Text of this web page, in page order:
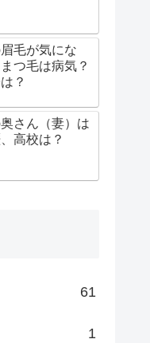
毛が気にな
つ毛は病気？
？
さん（妻）は
高校は？
61
1